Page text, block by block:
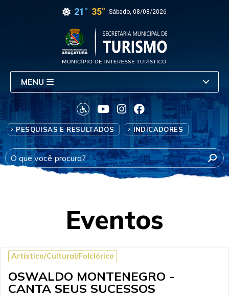
21° 35° Sábado, 08/08/2026
MENU
PESQUISAS E RESULTADOS INDICADORES
Eventos
Artístico/Cultural/Folclórico
OSWALDO MONTENEGRO -
CANTA SEUS SUCESSOS